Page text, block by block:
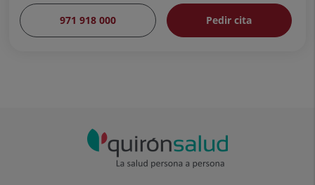
971 918 000 Pedir cita